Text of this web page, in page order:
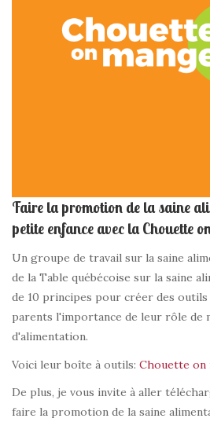
Faire la promotion de la saine
petite enfance avec la Chouette
Un groupe de travail sur la saine
de la Table québécoise sur la saine
de 10 principes pour créer des
parents l'importance de leur rôle de
d'alimentation.
Voici leur boîte à outils: Chouette on
De plus, je vous invite à aller
faire la promotion de la saine